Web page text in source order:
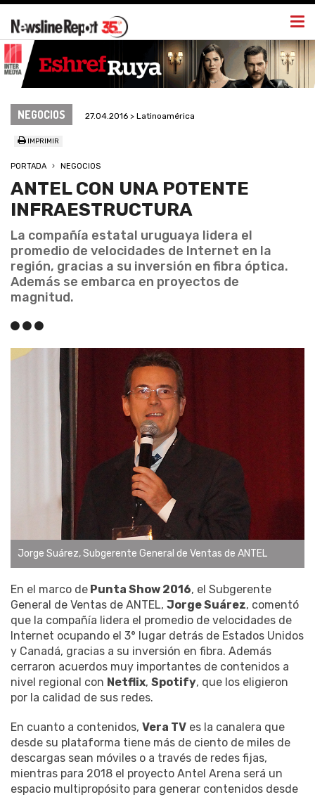
NEGOCIOS 27.04.2016 > Latinoamérica
IMPRIMIR
PORTADA NEGOCIOS
ANTEL CON UNA POTENTE
INFRAESTRUCTURA
La compañía estatal uruguaya lidera el
promedio de velocidades de Internet en la
región, gracias a su inversión en fibra óptica.
Además se embarca en proyectos de
magnitud.
Jorge Suárez, Subgerente General de Ventas de ANTEL
En el marco de Punta Show 2016, el Subgerente
General de Ventas de ANTEL, Jorge Suárez, comentó
que la compañía lidera el promedio de velocidades de
Internet ocupando el 3° lugar detrás de Estados Unidos
y Canadá, gracias a su inversión en fibra. Además
cerraron acuerdos muy importantes de contenidos a
nivel regional con Netflix, Spotify, que los eligieron
por la calidad de sus redes.
En cuanto a contenidos, Vera TV es la canalera que
desde su plataforma tiene más de ciento de miles de
descargas sean móviles o a través de redes fijas,
mientras para 2018 el proyecto Antel Arena será un
espacio multipropósito para generar contenidos desde